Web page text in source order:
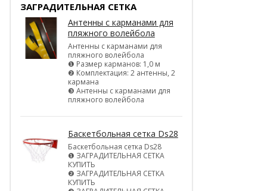
ЗАГРАДИТЕЛЬНАЯ СЕТКА
Антенны с карманами для
пляжного волейбола
Антенны с карманами для
пляжного волейбола
❶ Размер карманов: 1,0 м
❷ Комплектация: 2 антенны, 2
кармана
❸ Антенны с карманами для
пляжного волейбола
Баскетбольная сетка Ds28
Баскетбольная сетка Ds28
❶ ЗАГРАДИТЕЛЬНАЯ СЕТКА
КУПИТЬ
❷ ЗАГРАДИТЕЛЬНАЯ СЕТКА
КУПИТЬ